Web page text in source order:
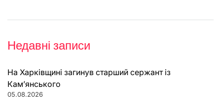
Недавні записи
На Харківщині загинув старший сержант із
Кам’янського
05.08.2026